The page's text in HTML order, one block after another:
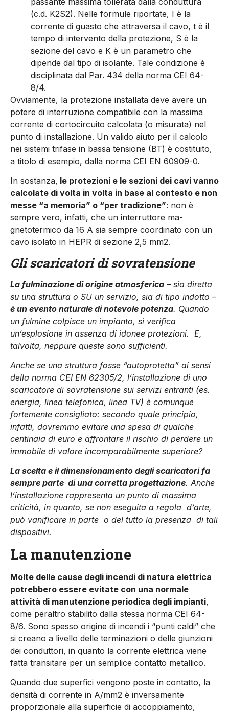
(c.d. K2S2). Nelle formule riportate, I è la
corrente di guasto che attraversa il cavo, t è il
tempo di intervento della protezione, S è la
sezione del cavo e K è un parametro che
dipende dal tipo di isolante. Tale condizione è
disciplinata dal Par. 434 della norma CEI 64-
8/4.
Ovviamente, la protezione in­stallata deve avere un
potere di interruzione compatibile con la massima
corrente di cortocir­cuito calcolata (o misurata) nel
punto di installazione. Un valido aiuto per il calcolo
nei sistemi trifase in bassa tensione (BT) è costituito,
a titolo di esem­pio, dalla norma CEI EN 60909-0.
In sostanza, le protezioni e le se­zioni dei cavi vanno
calcolate di volta in volta in base al contesto e non
messe “a memoria” o “per tradizione”: non è
sempre vero, infatti, che un interruttore ma­
gnetotermico da 16 A sia sempre coordinato con un
cavo isolato in HEPR di sezione 2,5 mm2.
Gli scaricatori di sovratensione
La fulminazione di origine atmosferica – sia diretta
su una struttura o SU un servizio, sia di tipo indotto –
è un evento naturale di notevole potenza. Quando
un fulmine colpisce un impianto, si verifica
un’esplosione in assenza di idonee protezioni.
E,
talvolta, neppure queste sono sufficienti.
Anche se una struttura fosse “autoprotetta” ai sensi
della norma CEI EN 62305/2, l’installazione di uno
scaricatore di sovratensione sui servizi entranti (es.
energia, linea telefonica, linea TV) è comunque
fortemente consigliato: secondo quale principio,
infatti, dovremmo evitare una spesa di qualche
centinaia di euro e affrontare il rischio di perdere un
immobile di valore incomparabilmente superiore?
La scelta e il dimensionamento degli scaricatori fa
sempre parte di una corretta progettazione. Anche
l’installazione rappresenta un punto di massima
criticità, in quanto, se non eseguita a regola d’arte,
può vanificare in parte o del tutto la presenza di tali
dispositivi.
La manutenzione
Molte delle cause degli incendi di natura elettrica
potrebbero essere evitate con una normale
attività di manutenzione periodi­ca degli impianti,
come peraltro stabilito dalla stessa norma CEI 64-
8/6. Sono spesso origine di incendi i “punti caldi” che
si creano a livello delle terminazioni o del­le giunzioni
dei conduttori, in quanto la corrente elettrica viene
fatta transitare per un semplice contatto metallico.
Quando due superfici vengono poste in contatto, la
densità di corrente in A/mm2 è inversamen­te
proporzionale alla superficie di accoppiamento,